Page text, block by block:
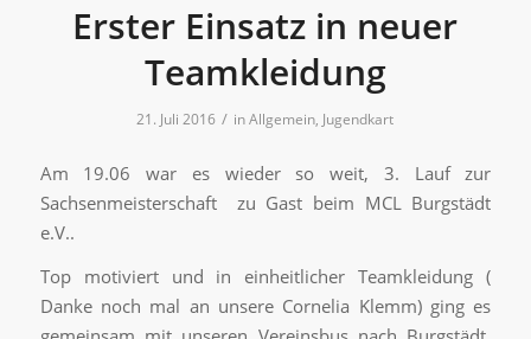
Erster Einsatz in neuer
Teamkleidung
21. Juli 2016 / inAllgemein, Jugendkart
Am 19.06 war es wieder so weit, 3. Lauf zur
Sachsenmeisterschaft zu Gast beim MCL Burgstädt
e.V..
Top motiviert und in einheitlicher Teamkleidung (
Danke noch mal an unsere Cornelia Klemm) ging es